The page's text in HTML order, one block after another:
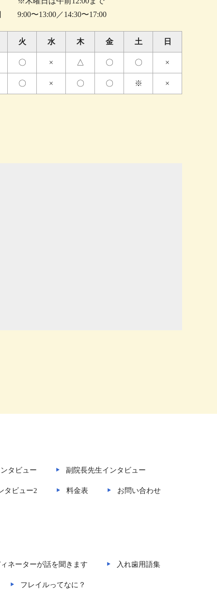
9:00〜13:00／14:30〜17:00
火 水 木 金 土 日
〇 × △ 〇 〇 ×
〇 × 〇 〇 ※ ×
タビュー 副院長先生インタビュー
タビュー2 料金表 お問い合わせ
ネーターが話を聞きます 入れ歯用語集
フレイルってなに？